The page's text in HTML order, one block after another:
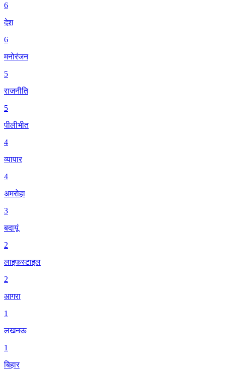
6
देश
6
मनोरंजन
5
राजनीति
5
पीलीभीत
4
व्यापार
4
अमरोहा
3
बदायूं
2
लाइफस्टाइल
2
आगरा
1
लखनऊ
1
बिहार